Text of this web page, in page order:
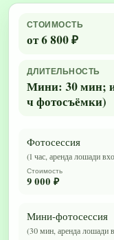
СТОИМОСТЬ
от 6 800 ₽
ДЛИТЕЛЬНОСТЬ
Мини: 30 мин;
ч фотосъёмки)
Фотосессия
(1 час, аренда лошади
Стоимость
9 000 ₽
Мини-фотосессия
(30 мин, аренда лошади